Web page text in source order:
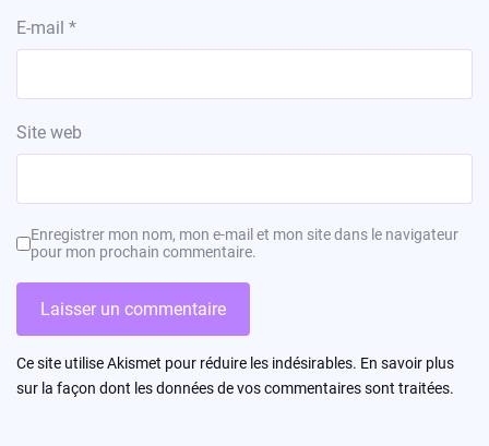
E-mail *
Site web
Enregistrer mon nom, mon e-mail et mon site dans le navigateur
pour mon prochain commentaire.
Ce site utilise Akismet pour réduire les indésirables. En savoir plus
sur la façon dont les données de vos commentaires sont traitées.